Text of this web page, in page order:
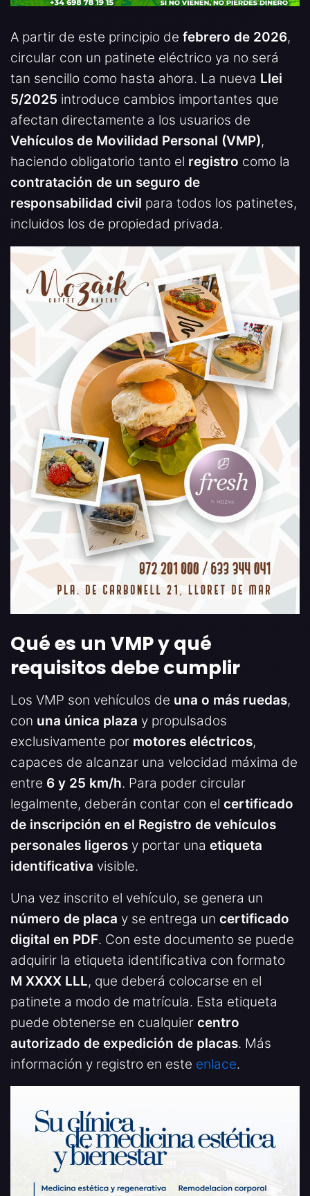
A partir de este principio de febrero de 2026,
circular con un patinete eléctrico ya no será
tan sencillo como hasta ahora. La nueva Llei
5/2025 introduce cambios importantes que
afectan directamente a los usuarios de
Vehículos de Movilidad Personal (VMP),
haciendo obligatorio tanto el registro como la
contratación de un seguro de
responsabilidad civil para todos los patinetes,
incluidos los de propiedad privada.
Qué es un VMP y qué
requisitos debe cumplir
Los VMP son vehículos de una o más ruedas,
con una única plaza y propulsados
exclusivamente por motores eléctricos,
capaces de alcanzar una velocidad máxima de
entre 6 y 25 km/h. Para poder circular
legalmente, deberán contar con el certificado
de inscripción en el Registro de vehículos
personales ligeros y portar una etiqueta
identificativa visible.
Una vez inscrito el vehículo, se genera un
número de placa y se entrega un certificado
digital en PDF. Con este documento se puede
adquirir la etiqueta identificativa con formato
M XXXX LLL, que deberá colocarse en el
patinete a modo de matrícula. Esta etiqueta
puede obtenerse en cualquier centro
autorizado de expedición de placas. Más
información y registro en este enlace.